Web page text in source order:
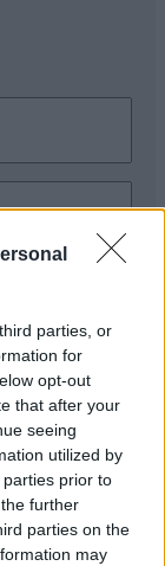
parties, or
for
opt-out
that after your
seeing
utilized by
prior to
further
parties on the
may
ΠΡΟΣΘΗΚΗ